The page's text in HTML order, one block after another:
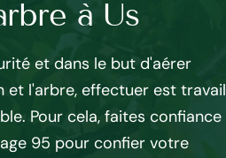
à Us
et dans le but d'aérer
et l'arbre, effectuer est travail
Pour cela, faites confiance
95 pour confier votre